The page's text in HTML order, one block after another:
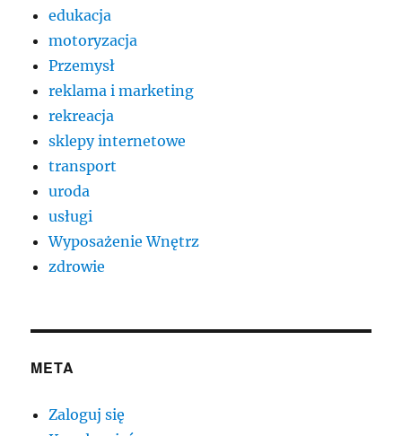
edukacja
motoryzacja
Przemysł
reklama i marketing
rekreacja
sklepy internetowe
transport
uroda
usługi
Wyposażenie Wnętrz
zdrowie
META
Zaloguj się